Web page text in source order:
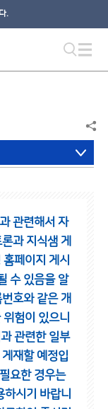
.
관련해서 자
과 지식샘 게
홈페이지 게시
수 있음을 알
호와 같은 개
험이 있으니
관련한 일부
재할 예정입
요한 경우는
하시기 바랍니